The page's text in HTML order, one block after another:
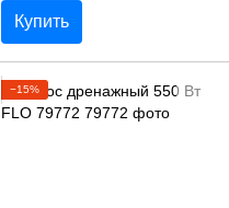
Купить
−15%